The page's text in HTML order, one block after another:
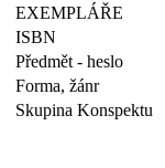
EXEMPLÁŘE
ISBN
Předmět - heslo
Forma, žánr
Skupina Konspektu